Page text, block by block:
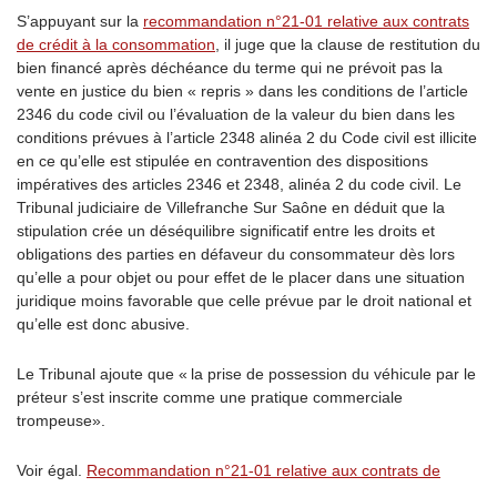
S’appuyant sur la recommandation n°21-01 relative aux contrats
de crédit à la consommation , il juge que la clause de restitution du
bien financé après déchéance du terme qui ne prévoit pas la
vente en justice du bien « repris » dans les conditions de l’article
2346 du code civil ou l’évaluation de la valeur du bien dans les
conditions prévues à l’article 2348 alinéa 2 du Code civil est illicite
en ce qu’elle est stipulée en contravention des dispositions
impératives des articles 2346 et 2348, alinéa 2 du code civil. Le
Tribunal judiciaire de Villefranche Sur Saône en déduit que la
stipulation crée un déséquilibre significatif entre les droits et
obligations des parties en défaveur du consommateur dès lors
qu’elle a pour objet ou pour effet de le placer dans une situation
juridique moins favorable que celle prévue par le droit national et
qu’elle est donc abusive.
Le Tribunal ajoute que « la prise de possession du véhicule par le
préteur s’est inscrite comme une pratique commerciale
trompeuse».
Voir égal. Recommandation n°21-01 relative aux contrats de